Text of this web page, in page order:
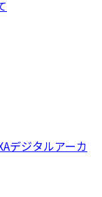
デジタルアーカ